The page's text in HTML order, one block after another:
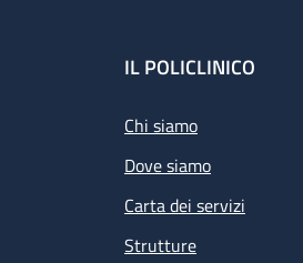
Footer
IL POLICLINICO
Chi siamo
Dove siamo
Carta dei servizi
Strutture